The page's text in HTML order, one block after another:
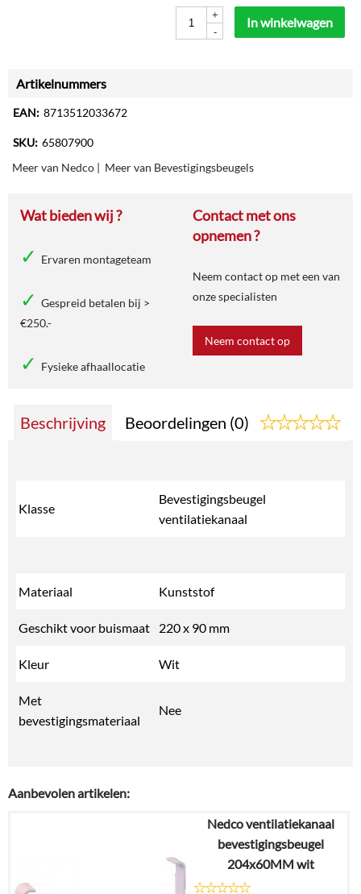
+
-
In winkelwagen
Artikelnummers
EAN: 8713512033672
SKU: 65807900
Meer van Nedco | Meer van Bevestigingsbeugels
Wat bieden wij ?
Ervaren montageteam
Gespreid betalen bij >
€250.-
Fysieke afhaallocatie
Contact met ons
opnemen ?
Neem contact op met een van
onze specialisten
Neem contact op
Beschrijving Beoordelingen (0)
Klasse
Bevestigingsbeugel
ventilatiekanaal
Materiaal Kunststof
Geschikt voor buismaat 220 x 90 mm
Kleur Wit
Met
bevestigingsmateriaal
Nee
Aanbevolen artikelen:
Nedco ventilatiekanaal
bevestigingsbeugel
204x60MM wit